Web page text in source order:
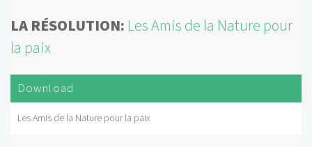
LA RÉSOLUTION: Les Amis de la Nature pour
la paix
Download
Les Amis de la Nature pour la paix